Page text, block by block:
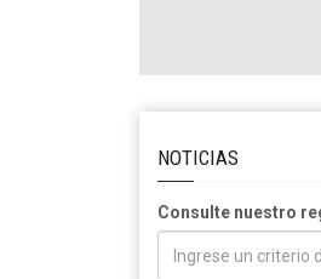
NOTICIAS
Consulte nuestro